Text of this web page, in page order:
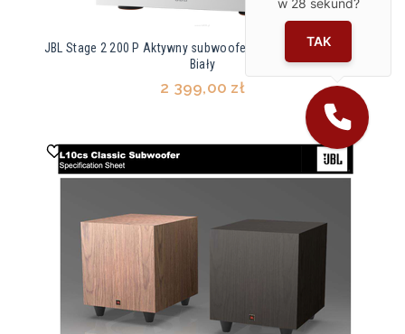
JBL Stage 2 200 P Aktywny subwoofer 10” (250 mm) 300 W
Biały
2 399,00 zł
TAK